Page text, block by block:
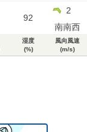
92
2
南南西
湿度
(%)
風向風速
(m/s)